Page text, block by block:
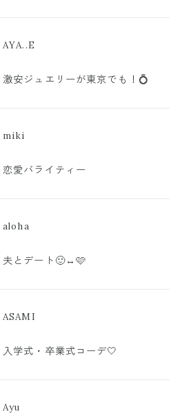
AYA..E
激安ジュエリーが東京でも！💍
miki
恋愛バライティー
aloha
夫とデート🙂‍↔️🩷
ASAMI
入学式・卒業式コーデ🤍
Ayu